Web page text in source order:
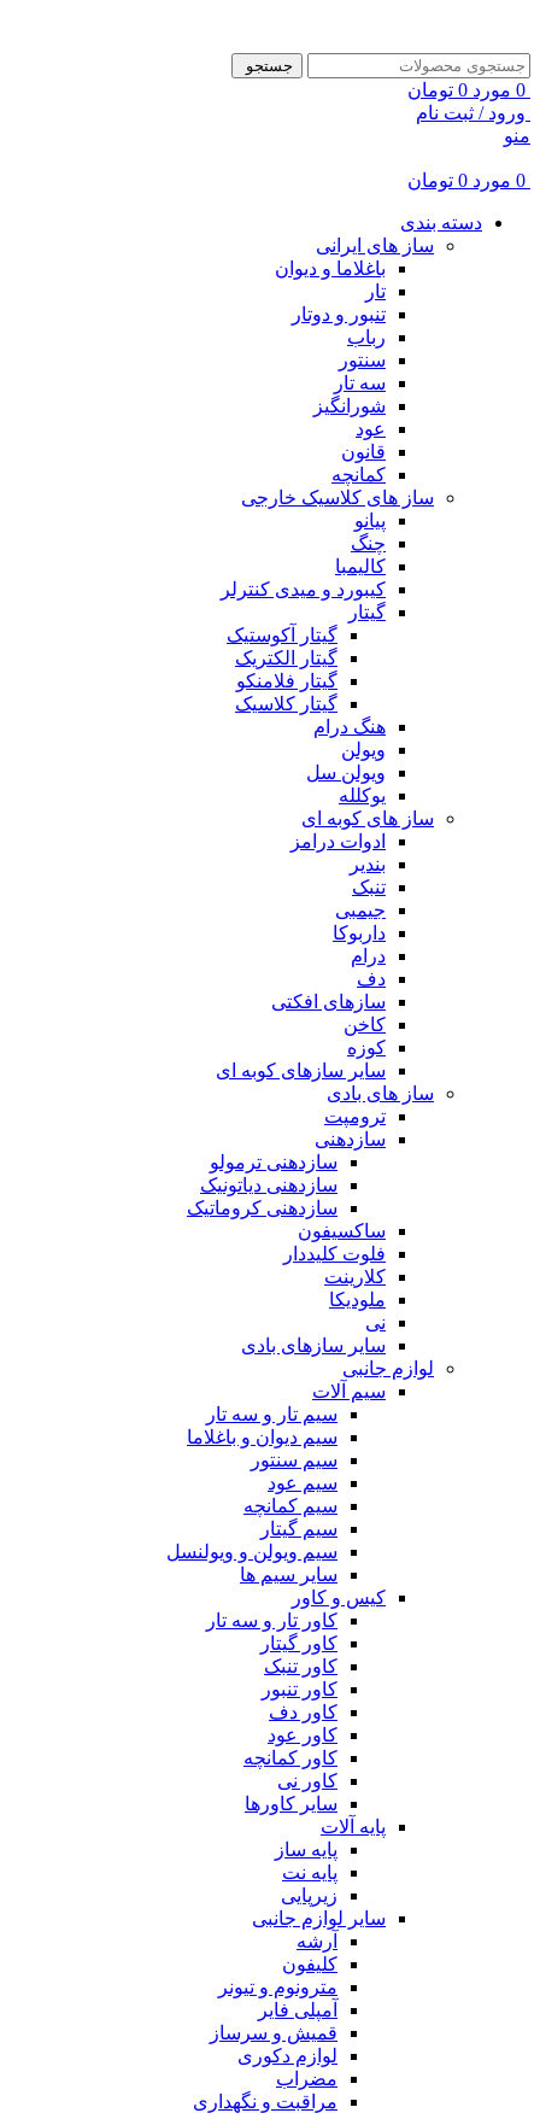
جستجو
0 مورد 0 تومان
ورود / ثبت نام
منو
0 مورد 0 تومان
دسته بندی
ساز های ایرانی
باغلاما و دیوان
تار
تنبور و دوتار
رباب
سنتور
سه تار
شورانگیز
عود
قانون
کمانچه
ساز های کلاسیک خارجی
پیانو
چنگ
کالیمبا
کیبورد و میدی کنترلر
گیتار
گیتار آکوستیک
گیتار الکتریک
گیتار فلامنکو
گیتار کلاسیک
هنگ درام
ویولن
ویولن سل
یوکلله
ساز های کوبه ای
ادوات درامز
بندیر
تنبک
جیمبی
داربوکا
درام
دف
سازهای افکتی
کاخن
کوزه
سایر سازهای کوبه ای
ساز های بادی
ترومپت
سازدهنی
سازدهنی ترمولو
سازدهنی دیاتونیک
سازدهنی کروماتیک
ساکسیفون
فلوت کلیددار
کلارینت
ملودیکا
نی
سایر سازهای بادی
لوازم جانبی
سیم آلات
سیم تار و سه تار
سیم دیوان و باغلاما
سیم سنتور
سیم عود
سیم کمانچه
سیم گیتار
سیم ویولن و ویولنسل
سایر سیم ها
کیس و کاور
کاور تار و سه تار
کاور گیتار
کاور تنبک
کاور تنبور
کاور دف
کاور عود
کاور کمانچه
کاور نی
سایر کاورها
پایه آلات
پایه ساز
پایه نت
زیرپایی
سایر لوازم جانبی
آرشه
کلیفون
مترونوم و تیونر
آمپلی فایر
قمیش و سرساز
لوازم دکوری
مضراب
مراقبت و نگهداری